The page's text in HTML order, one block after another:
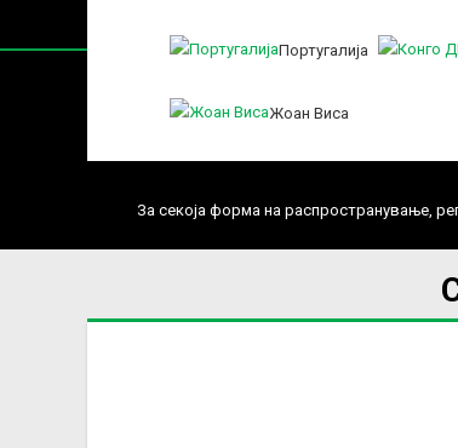
Португалија
Жоан Виса
За секоја форма на распространување,